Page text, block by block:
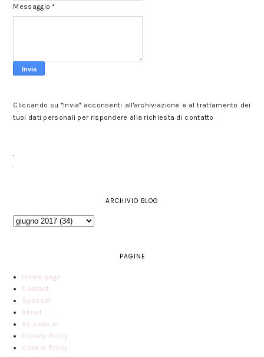
Messaggio*
Cliccando su "Invia" acconsenti all'archiviazione e al trattamento dei
tuoi dati personali per rispondere alla richiesta di contatto
ARCHIVIO BLOG
PAGINE
Home page
Contact
Sponsor
About
As seen in
Privacy Policy
Cookie Policy